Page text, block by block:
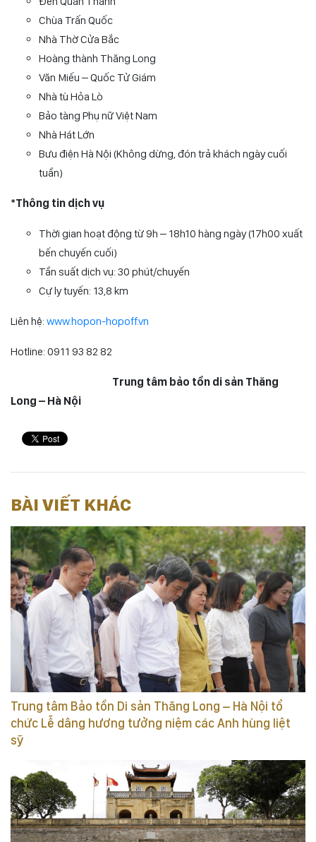
Chùa Trấn Quốc
Nhà Thờ Cửa Bắc
Hoàng thành Thăng Long
Văn Miếu – Quốc Tử Giám
Nhà tù Hỏa Lò
Bảo tàng Phụ nữ Việt Nam
Nhà Hát Lớn
Bưu điện Hà Nội (Không dừng, đón trả khách ngày cuối
tuần)
*Thông tin dịch vụ
Thời gian hoạt động từ 9h – 18h10 hàng ngày (17h00 xuất
bến chuyến cuối)
Tần suất dịch vụ: 30 phút/chuyến
Cự ly tuyến: 13,8 km
Liên hệ: www.hopon-hopoff.vn
Hotline: 0911 93 82 82
Trung tâm bảo tồn di sản Thăng
Long – Hà Nội
BÀI VIẾT KHÁC
Trung tâm Bảo tồn Di sản Thăng Long – Hà Nội tổ
chức Lễ dâng hương tưởng niệm các Anh hùng liệt
sỹ